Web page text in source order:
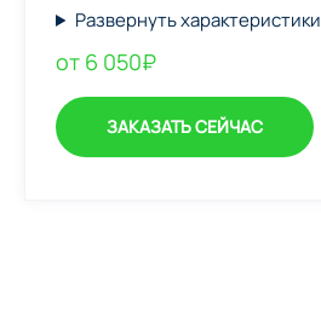
Развернуть характеристики
от 6 050₽
ЗАКАЗАТЬ СЕЙЧАС